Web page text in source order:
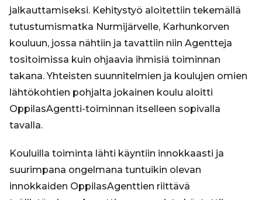
jalkauttamiseksi. Kehitystyö aloitettiin tekemällä
tutustumismatka Nurmijärvelle, Karhunkorven
kouluun, jossa nähtiin ja tavattiin niin Agentteja
tositoimissa kuin ohjaavia ihmisiä toiminnan
takana. Yhteisten suunnitelmien ja koulujen omien
lähtökohtien pohjalta jokainen koulu aloitti
OppilasAgentti-toiminnan itselleen sopivalla
tavalla.
Kouluilla toiminta lähti käyntiin innokkaasti ja
suurimpana ongelmana tuntuikin olevan
innokkaiden OppilasAgenttien riittävä